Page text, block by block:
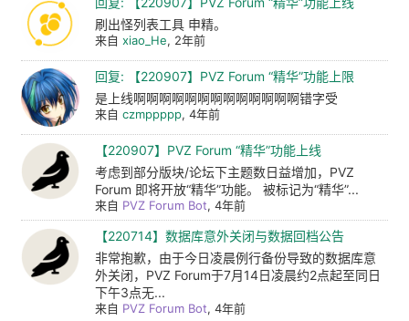
刷出怪列表工具 申精。
来自 xiao_He, 2年前
回复: 【220907】PVZ Forum “精华”功能上限
是上线啊啊啊啊啊啊啊啊啊啊啊啊啊错字受
来自 czmppppp, 4年前
【220907】PVZ Forum “精华”功能上线
考虑到部分版块/论坛下主题数日益增加，PVZ
Forum 即将开放“精华”功能。 被标记为“精华”...
来自 PVZ Forum Bot, 4年前
【220714】数据库意外关闭与数据回档公告
非常抱歉，由于今日凌晨例行备份导致的数据库意
外关闭，PVZ Forum于7月14日凌晨约2点起至同日
下午3点无...
来自 PVZ Forum Bot, 4年前